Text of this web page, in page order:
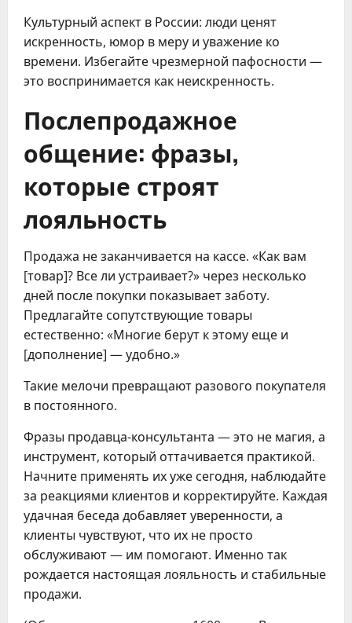
Культурный аспект в России: люди ценят
искренность, юмор в меру и уважение ко
времени. Избегайте чрезмерной пафосности —
это воспринимается как неискренность.
Послепродажное
общение: фразы,
которые строят
лояльность
Продажа не заканчивается на кассе. «Как вам
[товар]? Все ли устраивает?» через несколько
дней после покупки показывает заботу.
Предлагайте сопутствующие товары
естественно: «Многие берут к этому еще и
[дополнение] — удобно.»
Такие мелочи превращают разового покупателя
в постоянного.
Фразы продавца-консультанта — это не магия, а
инструмент, который оттачивается практикой.
Начните применять их уже сегодня, наблюдайте
за реакциями клиентов и корректируйте. Каждая
удачная беседа добавляет уверенности, а
клиенты чувствуют, что их не просто
обслуживают — им помогают. Именно так
рождается настоящая лояльность и стабильные
продажи.